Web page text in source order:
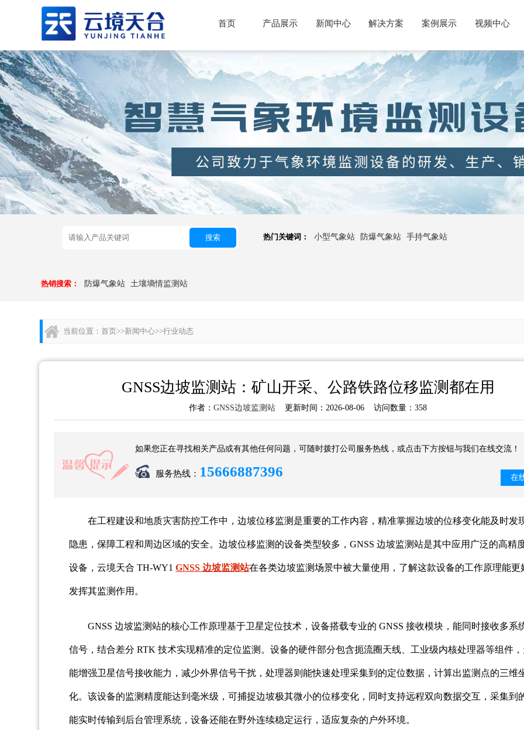
首页 产品展示 新闻中心 解决方案 案例展示 视频中心
搜索 热门关键词： 小型气象站 防爆气象站 手持气象站
热销搜索： 防爆气象站 土壤墒情监测站
当前位置：首页>>新闻中心>>行业动态
GNSS边坡监测站：矿山开采、公路铁路位移监测都在用
作者：GNSS边坡监测站 更新时间：2026-08-06 访问数量：358
如果您正在寻找相关产品或有其他任何问题，可随时拨打公司服务热线，或点击下方按钮与我们在线交流！
服务热线： 15666887396 在
在工程建设和地质灾害防控工作中，边坡位移监测是重要的工作内容，精准掌握边坡的位移变化能及时发
隐患，保障工程和周边区域的安全。边坡位移监测的设备类型较多，GNSS 边坡监测站是其中应用广泛的高精
设备，云境天合 TH-WY1GNSS 边坡监测站在各类边坡监测场景中被大量使用，了解这款设备的工作原理能更
发挥其监测作用。
GNSS 边坡监测站的核心工作原理基于卫星定位技术，设备搭载专业的 GNSS 接收模块，能同时接收多系
信号，结合差分 RTK 技术实现精准的定位监测。设备的硬件部分包含扼流圈天线、工业级内核处理器等组件
能增强卫星信号接收能力，减少外界信号干扰，处理器则能快速处理采集到的定位数据，计算出监测点的三维
化。该设备的监测精度能达到毫米级，可捕捉边坡极其微小的位移变化，同时支持远程双向数据交互，采集到
能实时传输到后台管理系统，设备还能在野外连续稳定运行，适应复杂的户外环境。